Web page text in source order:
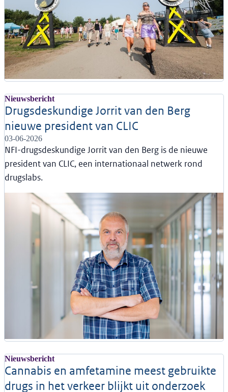
Nieuwsbericht
Drugsdeskundige Jorrit van den Berg
nieuwe president van CLIC
03-06-2026
NFI-drugsdeskundige Jorrit van den Berg is de nieuwe
president van CLIC, een internationaal netwerk rond
drugslabs.
Nieuwsbericht
Cannabis en amfetamine meest gebruikte
drugs in het verkeer blijkt uit onderzoek